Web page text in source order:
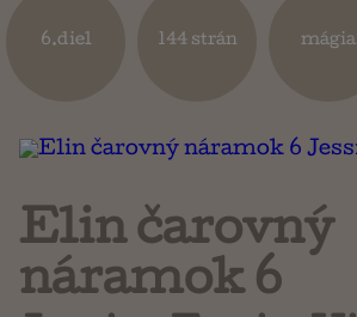
6.diel 144 strán mágia
Elin čarovný
náramok 6